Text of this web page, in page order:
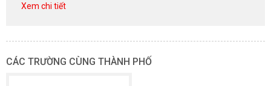
Xem chi tiết
CÁC TRƯỜNG CÙNG THÀNH PHỐ